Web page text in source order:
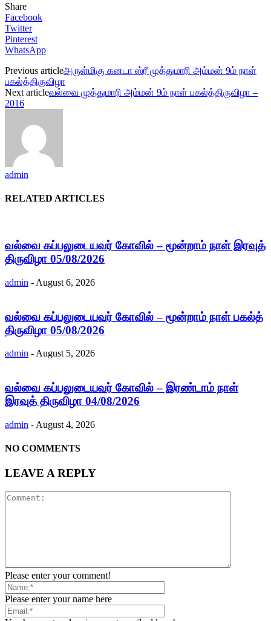
Share
Facebook
Twitter
Pinterest
WhatsApp
Previous articleஅருள்மிகு கனடா ஸ்ரீ முத்துமாரி அம்மன் 9ம் நாள்
பகல்த்திருவிழா
Next articleவல்வை முத்துமாரி அம்மன் 9ம் நாள் பகல்த்திருவிழா –
2016
admin
RELATED ARTICLES
வல்வை கப்பலுடையவர் கோவில் – மூன்றாம் நாள் இரவுத்
திருவிழா 05/08/2026
admin - August 6, 2026
வல்வை கப்பலுடையவர் கோவில் – மூன்றாம் நாள் பகல்த்
திருவிழா 05/08/2026
admin - August 5, 2026
வல்வை கப்பலுடையவர் கோவில் – இரண்டாம் நாள்
இரவுத் திருவிழா 04/08/2026
admin - August 4, 2026
NO COMMENTS
LEAVE A REPLY
Please enter your comment!
Please enter your name here